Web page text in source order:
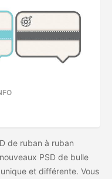
de ruban à ruban
PSD de bulle
et différente. Vous